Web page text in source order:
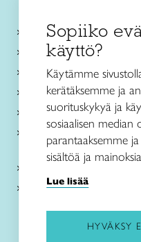
Käsityökurssit ja koulutus
Ajankohtaista
Käsityöohjeet
Me olemme Taito
Paikallinen toiminta
Verkkokaupat
Kirjaudu Arviin
Kirjaudu Taitocampukseen
Sopiiko
käyttö?
Käytämme
kerätäksemme ja
suorituskykyä ja
sosiaalisen median
parantaaksemme
sisältöä ja
Lue lisää
HYVÄKSY